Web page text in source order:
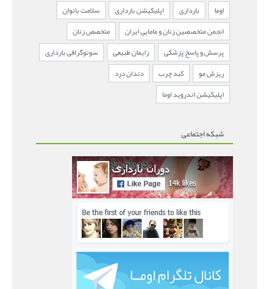
اوما بارداری اپلیکیشن بارداری
سلامت بانوان
انجمن متخصصین زنان و مامایی ایران
متخصص زنان
پرسش و پاسخ پزشکی
زایمان طبیعی
سونوگرافی بارداری
ریزش مو
کبد چرب
دندان درد
اپلیکیشن اندروید اوما
شبکه اجتماعی